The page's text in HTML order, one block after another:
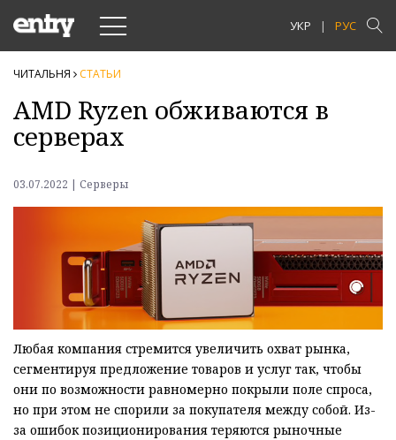
Toggle
navigation УКР РУС
ЧИТАЛЬНЯ СТАТЬИ
AMD Ryzen обживаются в
серверах
03.07.2022 | Серверы
Любая компания стремится увеличить охват рынка,
сегментируя предложение товаров и услуг так, чтобы
они по возможности равномерно покрыли поле спроса,
но при этом не спорили за покупателя между собой. Из-
за ошибок позиционирования теряются рыночные